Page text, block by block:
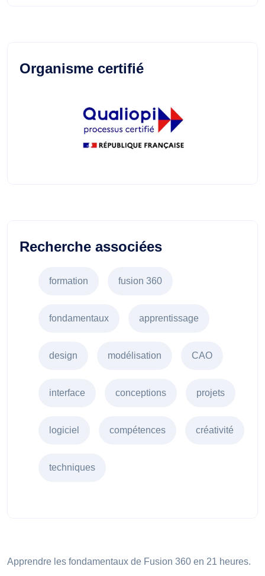
Apprendre les fondamentaux de Fusion 360 en 21 heures.
Organisme certifié
Recherche associées
formation fusion 360
fondamentaux apprentissage
design modélisation CAO
interface conceptions projets
logiciel compétences créativité
techniques